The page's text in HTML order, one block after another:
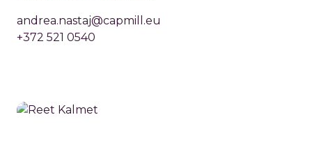
andrea.nastaj@capmill.eu
+372 521 0540